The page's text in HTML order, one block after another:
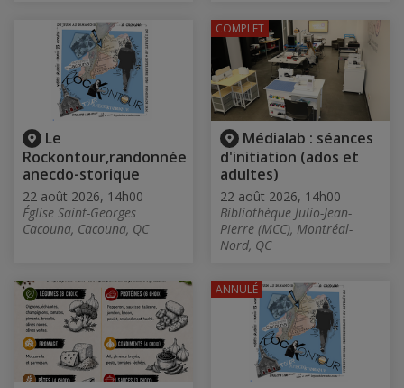
Le
Rockontour,randonnée
anecdo-storique
22 août 2026, 14h00
Église Saint-Georges
Cacouna, Cacouna, QC
Médialab : séances
d'initiation (ados et
adultes)
22 août 2026, 14h00
Bibliothèque Julio-Jean-
Pierre (MCC), Montréal-
Nord, QC
COMPLET
ANNULÉ